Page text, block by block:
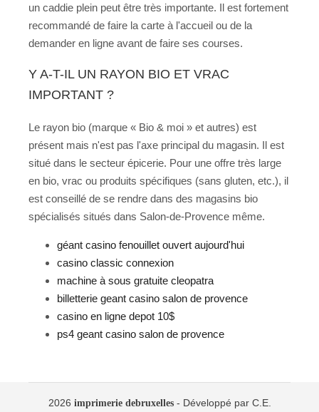
un caddie plein peut être très importante. Il est fortement
recommandé de faire la carte à l'accueil ou de la
demander en ligne avant de faire ses courses.
Y A-T-IL UN RAYON BIO ET VRAC
IMPORTANT ?
Le rayon bio (marque « Bio & moi » et autres) est
présent mais n'est pas l'axe principal du magasin. Il est
situé dans le secteur épicerie. Pour une offre très large
en bio, vrac ou produits spécifiques (sans gluten, etc.), il
est conseillé de se rendre dans des magasins bio
spécialisés situés dans Salon-de-Provence même.
géant casino fenouillet ouvert aujourd'hui
casino classic connexion
machine à sous gratuite cleopatra
billetterie geant casino salon de provence
casino en ligne depot 10$
ps4 geant casino salon de provence
2026 imprimerie debruxelles- Développé par C.E.